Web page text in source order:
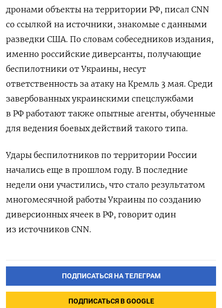
дронами объекты на территории РФ, писал CNN
со ссылкой на источники, знакомые с данными
разведки США. По словам собеседников издания,
именно российские диверсанты, получающие
беспилотники от Украины, несут
ответственность за атаку на Кремль 3 мая. Среди
завербованных украинскими спецслужбами
в РФ работают также опытные агенты, обученные
для ведения боевых действий такого типа.
Удары беспилотников по территории России
начались еще в прошлом году. В последние
недели они участились, что стало результатом
многомесячной работы Украины по созданию
диверсионных ячеек в РФ, говорит один
из источников CNN.
ПОДПИСАТЬСЯ НА ТЕЛЕГРАМ
ПОДПИСАТЬСЯ В GOOGLE